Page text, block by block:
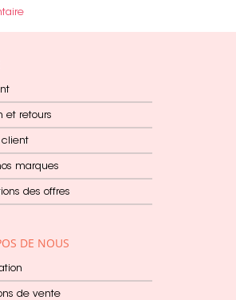
et retours
client
marques
des offres
DE NOUS
de vente